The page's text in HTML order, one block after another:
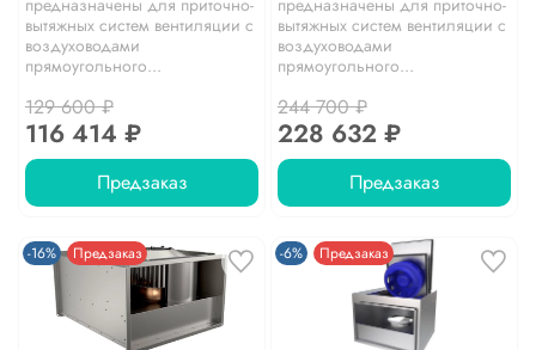
вытяжных систем вентиляции с
воздуховодами
прямоугольного...
129 600 ₽
116 414 ₽
Предзаказ
вытяжных систем вентиляции с
воздуховодами
прямоугольного...
244 700 ₽
228 632 ₽
Предзаказ
-16% Предзаказ -6% Предзаказ